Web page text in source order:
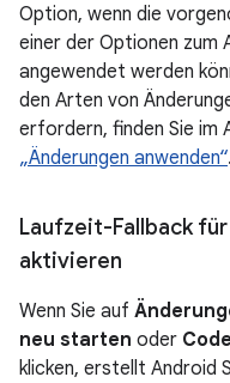
Option, wenn die
einer der Optionen zum
angewendet werden
den Arten von
erfordern, finden Sie im
„Änderungen anwenden“.
Laufzeit-Fallback
aktivieren
Wenn Sie auf
neu starten oder
klicken, erstellt Android